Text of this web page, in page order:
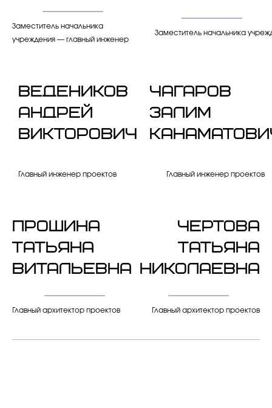
Заместитель начальника
учреждения — главный инженер
Заместитель начальника
Ведеников
Андрей
Викторович
Главный инженер проектов
Чагаров
Залим
Главный инженер проектов
Прошина
Татьяна
Витальевна
Главный архитектор проектов
Чертова
Татьяна
Николаевна
Главный архитектор проектов